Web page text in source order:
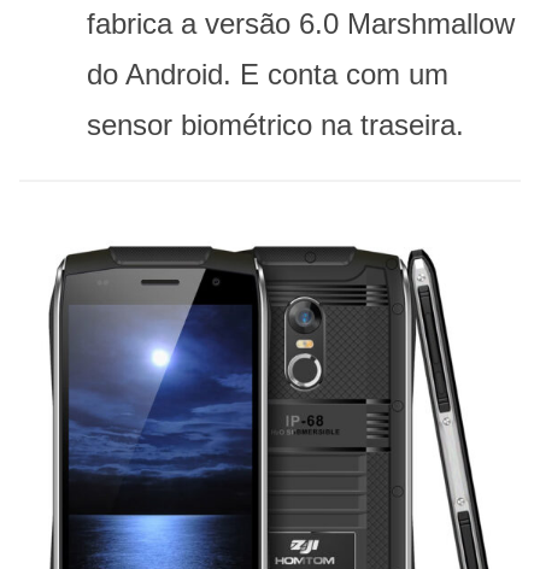
fabrica a versão 6.0 Marshmallow
do Android. E conta com um
sensor biométrico na traseira.